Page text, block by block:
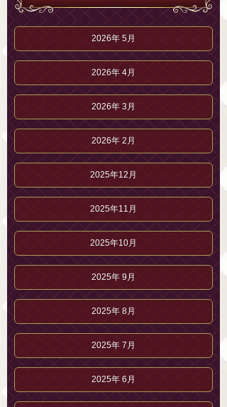
2026年 5月
2026年 4月
2026年 3月
2026年 2月
2025年12月
2025年11月
2025年10月
2025年 9月
2025年 8月
2025年 7月
2025年 6月